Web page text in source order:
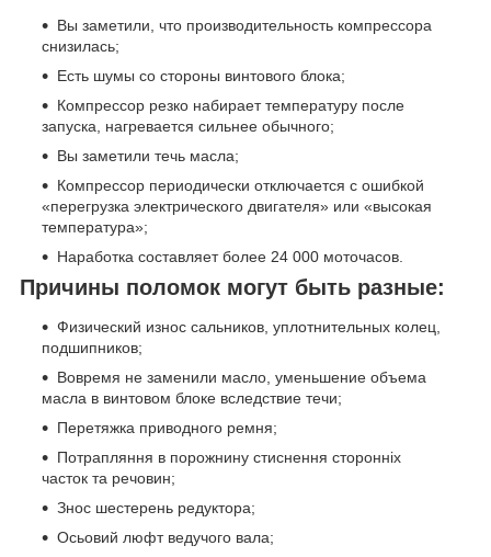
Вы заметили, что производительность компрессора
снизилась;
Есть шумы со стороны винтового блока;
Компрессор резко набирает температуру после
запуска, нагревается сильнее обычного;
Вы заметили течь масла;
Компрессор периодически отключается с ошибкой
«перегрузка электрического двигателя» или «высокая
температура»;
Наработка составляет более 24 000 моточасов.
Причины поломок могут быть разные:
Физический износ сальников, уплотнительных колец,
подшипников;
Вовремя не заменили масло, уменьшение объема
масла в винтовом блоке вследствие течи;
Перетяжка приводного ремня;
Потрапляння в порожнину стиснення сторонніх
часток та речовин;
Знос шестерень редуктора;
Осьовий люфт ведучого вала;